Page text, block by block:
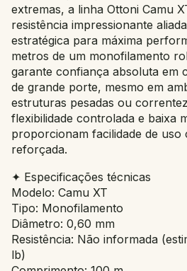
extremas, a linha Ottoni Camu
resistência impressionante
estratégica para máxima
metros de um monofilamento
garante confiança absoluta em
de grande porte, mesmo em
estruturas pesadas ou
flexibilidade controlada e baixa
proporcionam facilidade de uso
reforçada.
✦ Especificações técnicas
Modelo: Camu XT
Tipo: Monofilamento
Diâmetro: 0,60 mm
Resistência: Não informada
lb)